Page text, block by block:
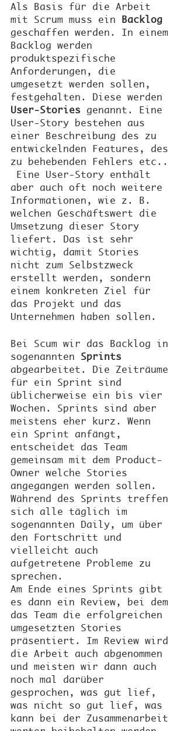
Als Basis für die Arbeit
mit Scrum muss ein Backlog
geschaffen werden. In einem
Backlog werden
produktspezifische
Anforderungen, die
umgesetzt werden sollen,
festgehalten. Diese werden
User-Stories genannt. Eine
User-Story bestehen aus
einer Beschreibung des zu
entwickelnden Features, des
zu behebenden Fehlers etc..
Eine User-Story enthält
aber auch oft noch weitere
Informationen, wie z. B.
welchen Geschäftswert die
Umsetzung dieser Story
liefert. Das ist sehr
wichtig, damit Stories
nicht zum Selbstzweck
erstellt werden, sondern
einem konkreten Ziel für
das Projekt und das
Unternehmen haben sollen.
Bei Scum wir das Backlog in
sogenannten Sprints
abgearbeitet. Die Zeiträume
für ein Sprint sind
üblicherweise ein bis vier
Wochen. Sprints sind aber
meistens eher kurz. Wenn
ein Sprint anfängt,
entscheidet das Team
gemeinsam mit dem Product-
Owner welche Stories
angegangen werden sollen.
Während des Sprints treffen
sich alle täglich im
sogenannten Daily, um über
den Fortschritt und
vielleicht auch
aufgetretene Probleme zu
sprechen.
Am Ende eines Sprints gibt
es dann ein Review, bei dem
das Team die erfolgreichen
umgesetzten Stories
präsentiert. Im Review wird
die Arbeit auch abgenommen
und meisten wir dann auch
noch mal darüber
gesprochen, was gut lief,
was nicht so gut lief, was
kann bei der Zusammenarbeit